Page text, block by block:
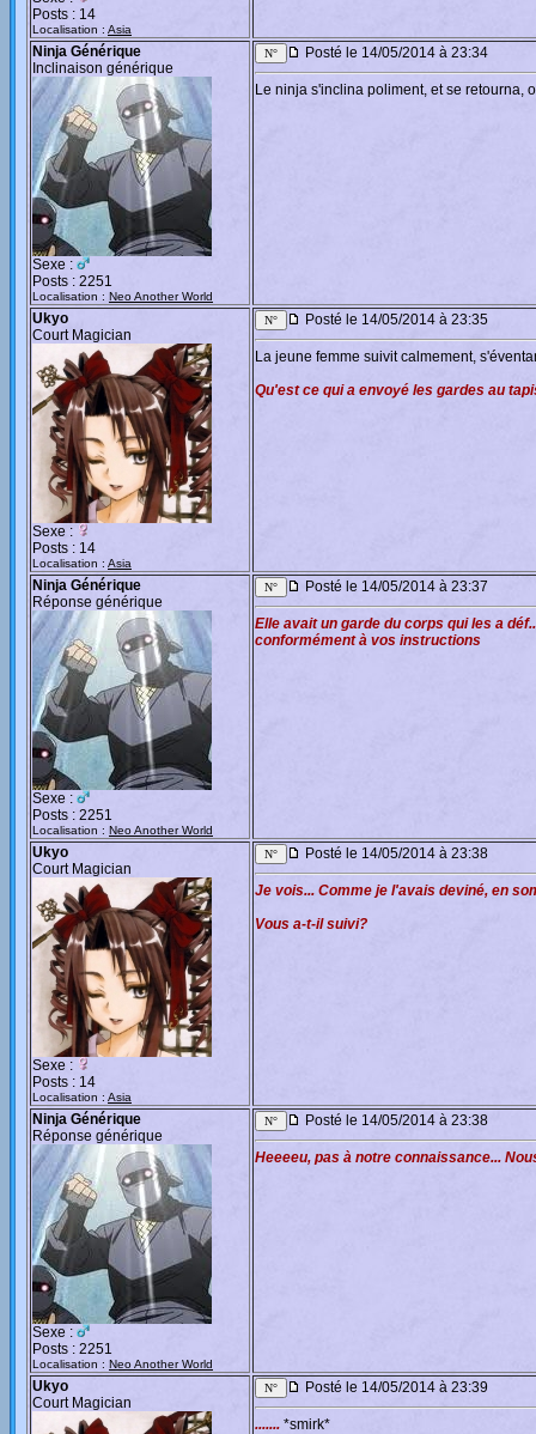
Posts : 14
Localisation : Asia
Ninja Générique
Inclinaison générique
Sexe :
Posts : 2251
Localisation : Neo Another World
Posté le 14/05/2014 à 23:34
Le ninja s'inclina poliment, et se retourna,
Ukyo
Court Magician
Sexe :
Posts : 14
Localisation : Asia
Posté le 14/05/2014 à 23:35
La jeune femme suivit calmement,
Qu'est ce qui a envoyé les gardes au
Ninja Générique
Réponse générique
Sexe :
Posts : 2251
Localisation : Neo Another World
Posté le 14/05/2014 à 23:37
Elle avait un garde du corps qui les a
conformément à vos instructions
Ukyo
Court Magician
Sexe :
Posts : 14
Localisation : Asia
Posté le 14/05/2014 à 23:38
Je vois... Comme je l'avais deviné, en
Vous a-t-il suivi?
Ninja Générique
Réponse générique
Sexe :
Posts : 2251
Localisation : Neo Another World
Posté le 14/05/2014 à 23:38
Heeeeu, pas à notre connaissance...
Ukyo
Court Magician
Posté le 14/05/2014 à 23:39
....... *smirk*